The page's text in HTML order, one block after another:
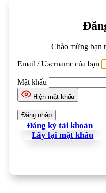
Chào mừng
Email / Username của bạn
Mật khẩu
Hiện mật khẩu
Đăng ký tài khoản
Lấy lại mật khẩu